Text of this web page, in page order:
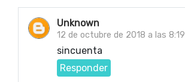
Unknown
12 de octubre de 2018 a las 8:19
sincuenta
Responder